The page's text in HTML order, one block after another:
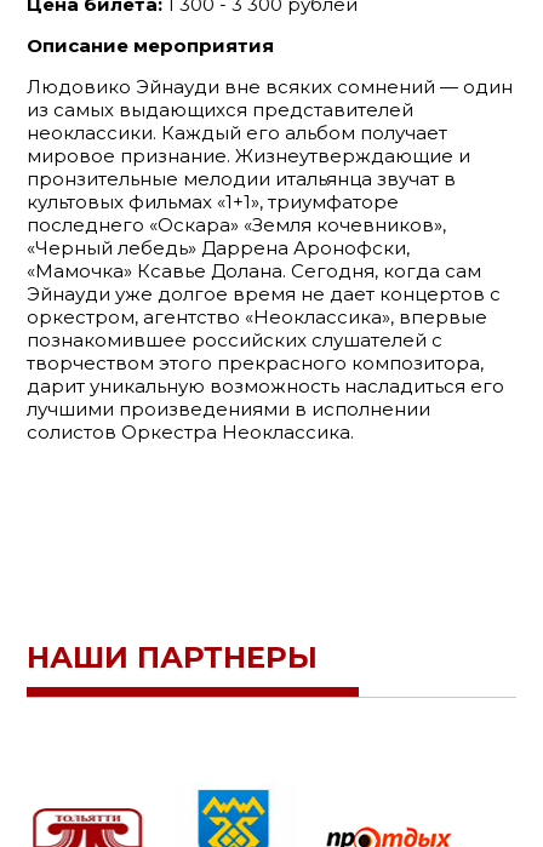
Цена билета: 1 300 - 3 300 рублей
Описание мероприятия
Людовико Эйнауди вне всяких сомнений — один
из самых выдающихся представителей
неоклассики. Каждый его альбом получает
мировое признание. Жизнеутверждающие и
пронзительные мелодии итальянца звучат в
культовых фильмах «1+1», триумфаторе
последнего «Оскара» «Земля кочевников»,
«Черный лебедь» Даррена Аронофски,
«Мамочка» Ксавье Долана. Сегодня, когда сам
Эйнауди уже долгое время не дает концертов с
оркестром, агентство «Неоклассика», впервые
познакомившее российских слушателей с
творчеством этого прекрасного композитора,
дарит уникальную возможность насладиться его
лучшими произведениями в исполнении
солистов Оркестра Неоклассика.
НАШИ ПАРТНЕРЫ